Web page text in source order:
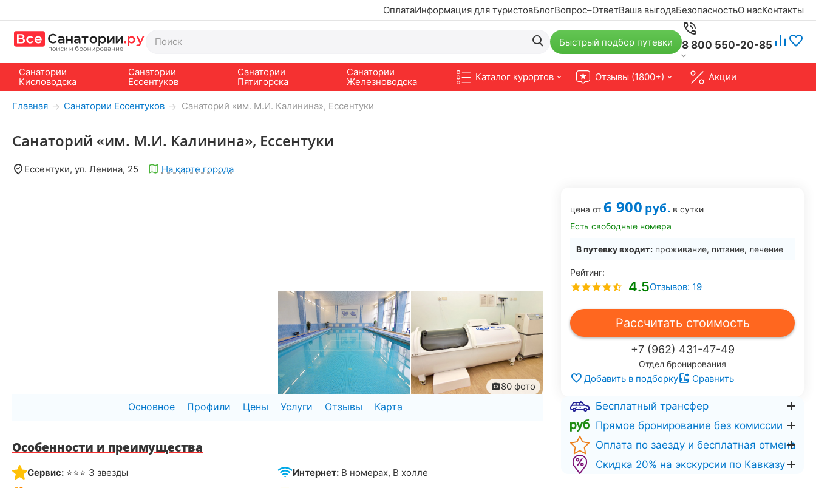
ОплатаИнформация для туристовБлогВопрос–ОтветВаша выгодаБезопасностьО насКонтакты
Быстрый подбор путевки 8 800 550-20-85
Санатории
Кисловодска
Санатории
Ессентуков
Санатории
Пятигорска
Санатории
Железноводска
Каталог курортов Отзывы (1800+) Акции
Главная → Санатории Ессентуков → Санаторий «им. М.И. Калинина», Ессентуки
Санаторий «им. М.И. Калинина», Ессентуки
Ессентуки, ул. Ленина, 25 На карте города
цена от 6 900 руб. в сутки
Есть свободные номера
В путевку входит: проживание, питание, лечение
Рейтинг:
4.5Отзывов: 19
Рассчитать стоимость
+7 (962) 431-47-49
Отдел бронирования
Добавить в подборку Сравнить
Бесплатный трансфер
Прямое бронирование без комиссии
Оплата по заезду и бесплатная отмена
Скидка 20% на экскурсии по Кавказу
80 фото
Основное Профили Цены Услуги Отзывы Карта
Особенности и преимущества
Сервис: ⭐⭐⭐ 3 звезды
Интернет: В номерах, В холле